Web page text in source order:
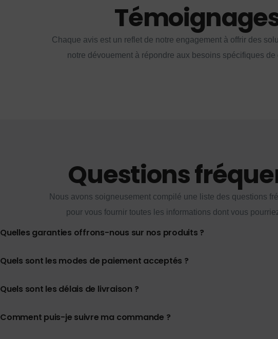
Chaque avis est un reflet de notre engagement à offrir des
notre dévouement à répondre aux besoins spécifiques de
Questions
Nous avons soigneusement compilé une liste des questions
pour vous fournir toutes les informations dont vous
Quelles garanties offrons-nous sur nos produits ?
Quels sont les modes de paiement acceptés ?
Quels sont les délais de livraison ?
Comment puis-je suivre ma commande ?